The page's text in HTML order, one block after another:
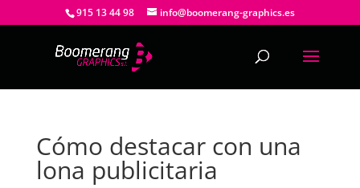
915 13 44 98 info@boomerang-graphics.es
Cómo destacar con una
lona publicitaria